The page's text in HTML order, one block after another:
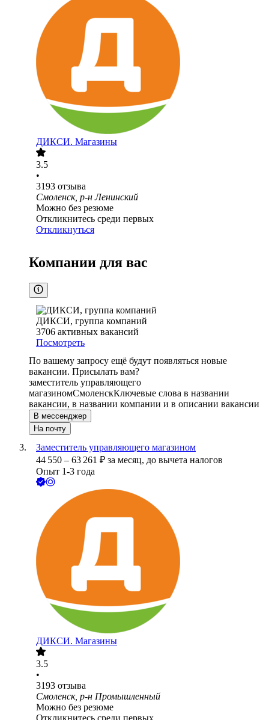
ДИКСИ. Магазины
3.5
•
3193 отзыва
Смоленск, р-н Ленинский
Можно без резюме
Откликнитесь среди первых
Откликнуться
Компании для вас
ДИКСИ, группа компаний
3706 активных вакансий
Посмотреть
По вашему запросу ещё будут появляться новые
вакансии. Присылать вам?
заместитель управляющего
магазиномСмоленскКлючевые слова в названии
вакансии, в названии компании и в описании вакансии
В мессенджер
На почту
Заместитель управляющего магазином
44 550 – 63 261 ₽ за месяц, до вычета налогов
Опыт 1-3 года
ДИКСИ. Магазины
3.5
•
3193 отзыва
Смоленск, р-н Промышленный
Можно без резюме